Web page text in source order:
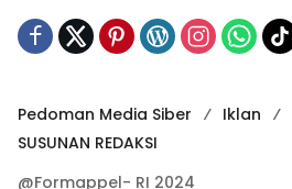
Pedoman Media Siber Iklan
SUSUNAN REDAKSI
@Formappel- RI 2024